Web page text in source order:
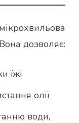
дозволяє:
їжі
олії
води,